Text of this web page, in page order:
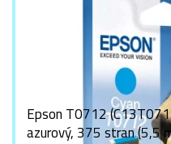
Epson T0712
azurový, 375 stran (5,5